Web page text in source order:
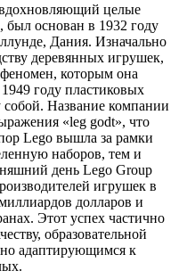
целые
был основан в 1932 году
Дания. Изначально
деревянных игрушек,
которым она
году пластиковых
Название компании
«leg godt», что
Lego вышла за рамки
наборов, тем и
день Lego Group
игрушек в
долларов и
Этот успех частично
образовательной
адаптирующимся к